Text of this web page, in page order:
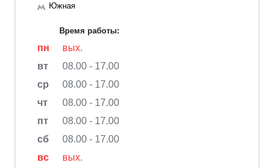
Южная
Время работы:
пн
вых.
вт
08.00 - 17.00
ср
08.00 - 17.00
чт
08.00 - 17.00
пт
08.00 - 17.00
сб
08.00 - 17.00
вс
вых.